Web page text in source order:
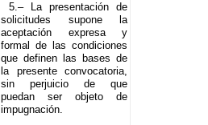
5.– La presentación de
solicitudes supone la
aceptación expresa y
formal de las condiciones
que definen las bases de
la presente convocatoria,
sin perjuicio de que
puedan ser objeto de
impugnación.